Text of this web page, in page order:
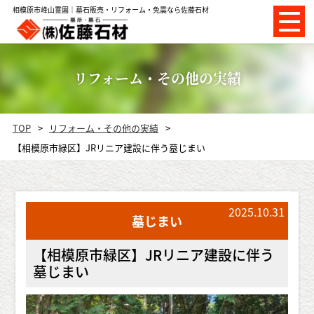
相模原市峰山霊園｜墓石販売・リフォーム・免震なら佐藤石材
リフォーム・その他の実績
TOP
リフォーム・その他の実績
【相模原市緑区】JRリニア建設に伴う墓じまい
墓じまい
【相模原市緑区】JRリニア建設に伴う
墓じまい
2025.10.31